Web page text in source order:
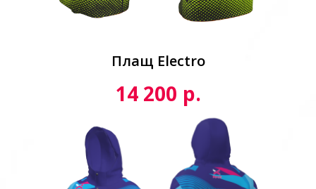
Плащ Electro
14 200 р.